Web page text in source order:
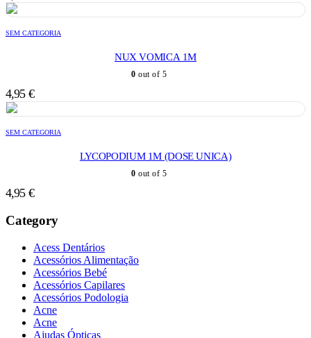
SEM CATEGORIA
NUX VOMICA 1M
0 out of 5
4,95 €
SEM CATEGORIA
LYCOPODIUM 1M (DOSE UNICA)
0 out of 5
4,95 €
Category
Acess Dentários
Acessórios Alimentação
Acessórios Bebé
Acessórios Capilares
Acessórios Podologia
Acne
Acne
Ajudas Ópticas